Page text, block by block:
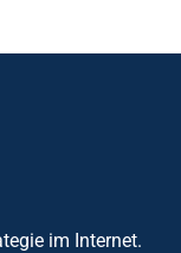
im Internet.